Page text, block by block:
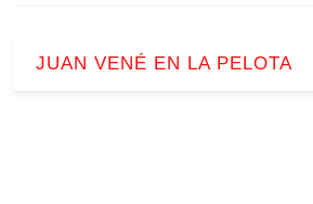
JUAN VENÉ EN LA PELOTA